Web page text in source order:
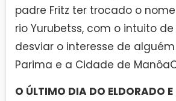
padre Fritz ter trocado o
rio Yurubetss, com o intuito
desviar o interesse de
Parima e a Cidade de
O ÚLTIMO DIA DO ELDORADO